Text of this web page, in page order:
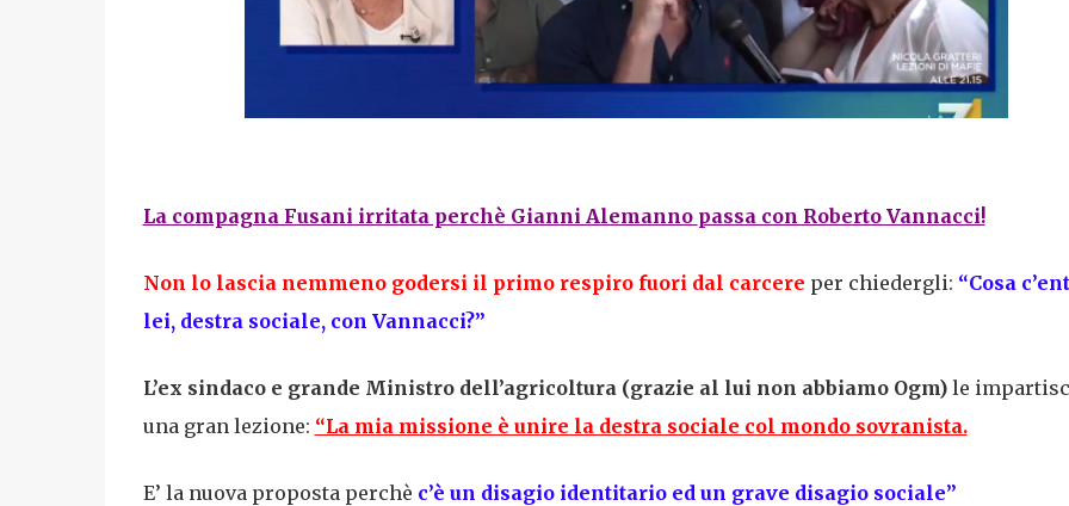
La compagna Fusani irritata perchè Gianni Alemanno passa con Roberto Vannacci!
Non lo lascia nemmeno godersi il primo respiro fuori dal carcere per chiedergli: “Cosa
lei, destra sociale, con Vannacci?”
L’ex sindaco e grande Ministrodell’agricoltura (grazie al lui non abbiamo Ogm)le
una gran lezione: “La mia missione è unire la destra sociale col mondo sovranista.
E’ la nuova proposta perchè c’è un disagio identitario ed un grave disagio sociale”